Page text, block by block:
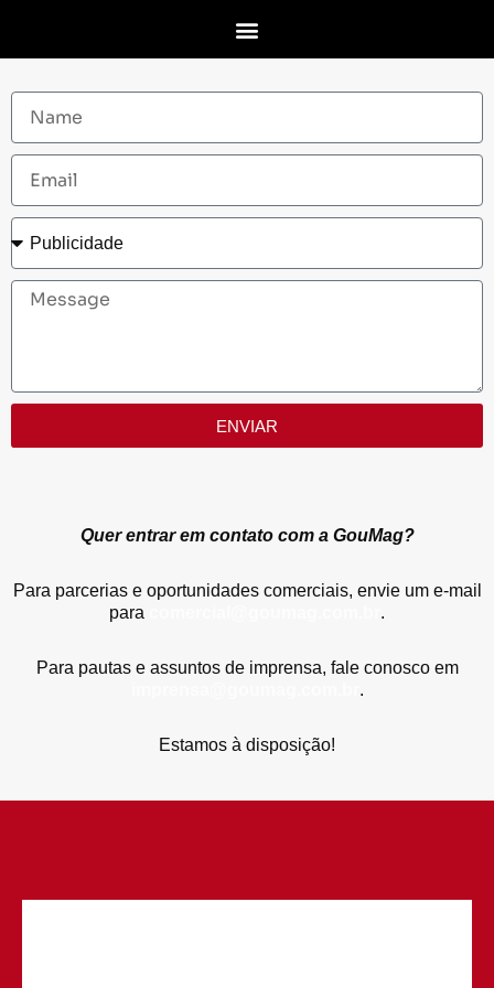
ENVIAR
Quer entrar em contato com a GouMag?
Para parcerias e oportunidades comerciais, envie um e-mail
para
.
Para pautas e assuntos de imprensa, fale conosco em
.
Estamos à disposição!